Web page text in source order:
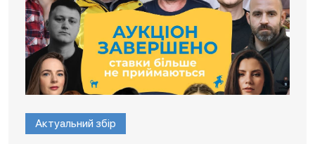
Актуальний збір